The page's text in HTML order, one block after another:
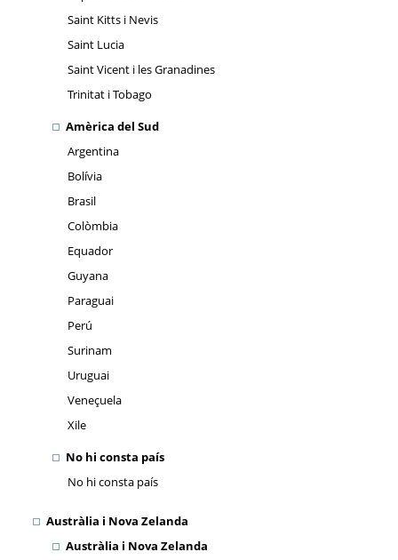
Saint Kitts i Nevis
Saint Lucia
Saint Vicent i les Granadines
Trinitat i Tobago
Amèrica del Sud
Argentina
Bolívia
Brasil
Colòmbia
Equador
Guyana
Paraguai
Perú
Surinam
Uruguai
Veneçuela
Xile
No hi consta país
No hi consta país
Austràlia i Nova Zelanda
Austràlia i Nova Zelanda